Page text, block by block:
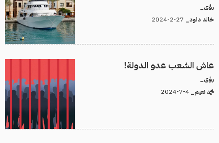
رؤى_
خالد داود_
عاش الشعب عدو الدولة!
رؤى_
محمد نعيم_